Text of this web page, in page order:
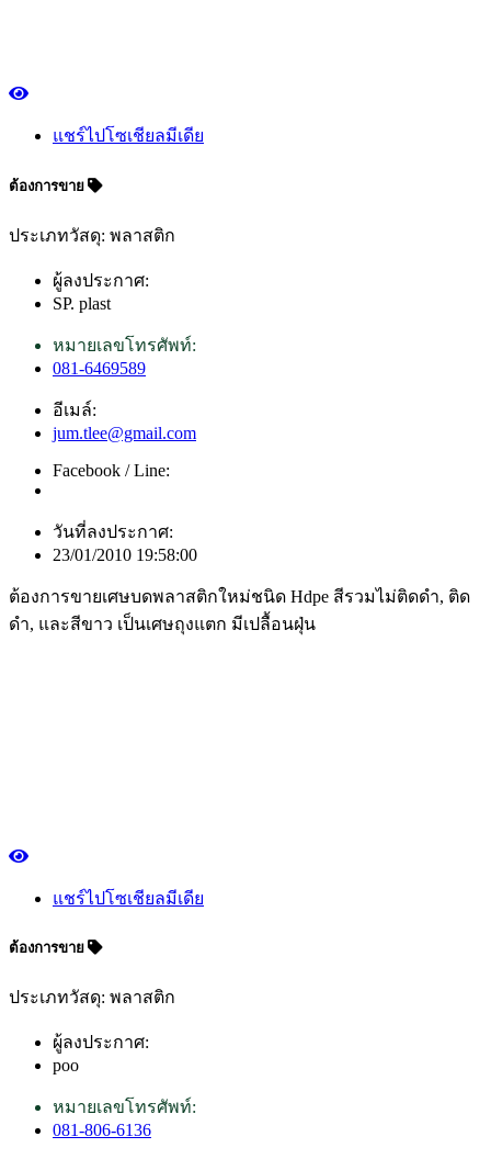
แชร์ไปโซเชียลมีเดีย
ต้องการขาย
ประเภทวัสดุ: พลาสติก
ผู้ลงประกาศ:
SP. plast
หมายเลขโทรศัพท์:
081-6469589
อีเมล์:
jum.tlee@gmail.com
Facebook / Line:
วันที่ลงประกาศ:
23/01/2010 19:58:00
ต้องการขายเศษบดพลาสติกใหม่ชนิด Hdpe สีรวมไม่ติดดำ, ติด
ดำ, และสีขาว เป็นเศษถุงแตก มีเปลื้อนฝุ่น
แชร์ไปโซเชียลมีเดีย
ต้องการขาย
ประเภทวัสดุ: พลาสติก
ผู้ลงประกาศ:
poo
หมายเลขโทรศัพท์:
081-806-6136